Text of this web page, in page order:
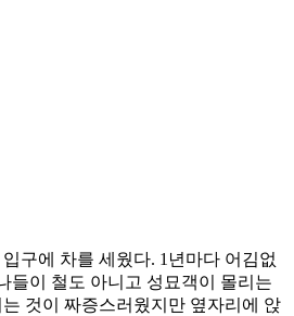
구에 차를 세웠다. 1년마다 어김없
들이 철도 아니고 성묘객이 몰리는
것이 짜증스러웠지만 옆자리에 앉